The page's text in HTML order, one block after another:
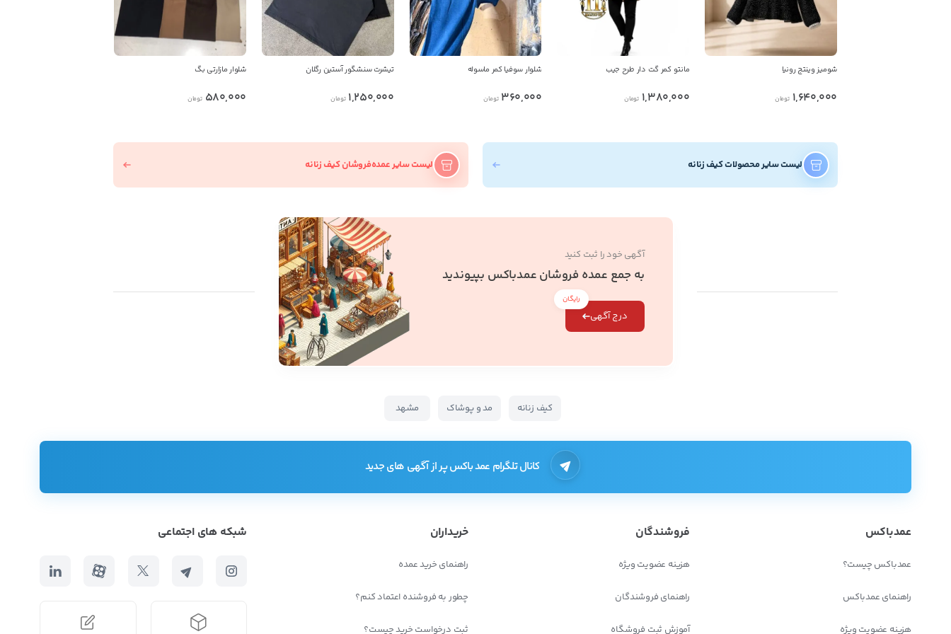
شومیز وینتج رونیا
1,640,000 تومان
مانتو کمر گت دار طرح جیب
1,380,000 تومان
شلوار سوفیا کمر ماسوله
360,000 تومان
تیشرت سنشگور آستین رگلان
1,250,000 تومان
شلوار مازارتی بگ
580,000 تومان
لیست سایر محصولات کیف زنانه لیست سایر عمده‌فروشان کیف زنانه
آگهی خود را ثبت کنید
به جمع عمده فروشان عمدباکس بپیوندید
درج آگهی
رایگان
کیف زنانه مد و پوشاک مشهد
کانال تلگرام عمد باکس پر از آگهی های جدید
عمدباکس
عمدباکس چیست؟
راهنمای عمدباکس
هزینه عضویت ویژه
فروشندگان
هزینه عضویت ویژه
راهنمای فروشندگان
آموزش ثبت فروشگاه
خریداران
راهنمای خرید عمده
چطور به فروشنده اعتماد کنم؟
ثبت درخواست خرید چیست؟
شبکه های اجتماعی